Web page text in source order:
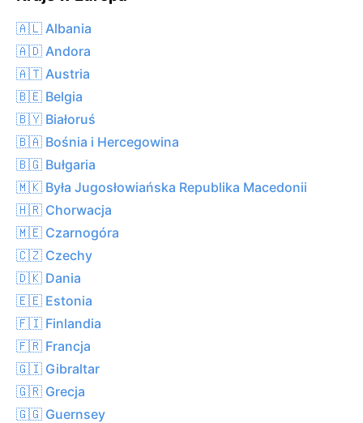
🇦🇱 Albania
🇦🇩 Andora
🇦🇹 Austria
🇧🇪 Belgia
🇧🇾 Białoruś
🇧🇦 Bośnia i Hercegowina
🇧🇬 Bułgaria
🇲🇰 Była Jugosłowiańska Republika Macedonii
🇭🇷 Chorwacja
🇲🇪 Czarnogóra
🇨🇿 Czechy
🇩🇰 Dania
🇪🇪 Estonia
🇫🇮 Finlandia
🇫🇷 Francja
🇬🇮 Gibraltar
🇬🇷 Grecja
🇬🇬 Guernsey